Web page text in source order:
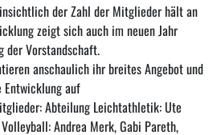
der Zahl der Mitglieder hält an
zeigt sich auch im neuen Jahr
der Vorstandschaft.
anschaulich ihr breites Angebot und
auf
Abteilung Leichtathletik: Ute
Andrea Merk, Gabi Pareth,